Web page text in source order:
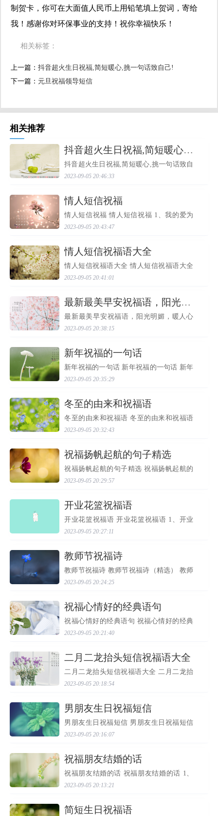
制贺卡，你可在大面值人民币上用铅笔填上贺词，寄给
我！感谢你对环保事业的支持！祝你幸福快乐！
相关标签：
上一篇： ​抖音超火生日祝福,简短暖心,挑一句话致自己!
下一篇： ​元旦祝福领导短信
相关推荐
​抖音超火生日祝福,简短暖心,挑一句话致自己!
抖音超火生日祝福,简短暖心,挑一句话致自
己! 抖音超火生日祝福,简短暖心,挑一句话
致自己! **************** 抖音超火生日祝
唯美走心的句子 发表...
2023-09-05 20:46:33
​情人短信祝福
情人短信祝福 情人短信祝福 1、我的爱为
你开启，像白色的闪电划破天际；我的爱
为你奔驰，像红色的血液充满身体。亲爱
外，不论是在现实中...
2023-09-05 20:43:47
​情人短信祝福语大全
情人短信祝福语大全 情人短信祝福语大全
1、朝三又暮四，我没那个能耐；脚踏两只
船，我没有那种兴趣；爱你，是我最高的
待，请你为我释放爱...
2023-09-05 20:41:01
​最新最美早安祝福语，阳光明媚，暖人心窝！
最新最美早安祝福语，阳光明媚，暖人心
窝！ 最新最美早安祝福语，阳光明媚，暖
人心窝！ 一、早晨，清凉的空气如牛乳般
亮起的不只是阳光...
2023-09-05 20:38:15
​新年祝福的一句话
新年祝福的一句话 新年祝福的一句话 新年
祝福的一句话 歇一歇，人生的旅途；停一
停，匆匆的脚步；挥一挥，梦想的衣袖；
声；踏一踏，生活...
2023-09-05 20:35:29
​冬至的由来和祝福语
冬至的由来和祝福语 冬至的由来和祝福语
冬至的由来： 中国人最早开始过冬至是在
周朝，当时的历法是使用周历，把正月提
节，让民间认为冬...
2023-09-05 20:32:43
​祝福扬帆起航的句子精选
祝福扬帆起航的句子精选 祝福扬帆起航的
句子精选（深度文） 祝福扬帆起航的句子
精选 导读：生活的终极奥义就是让每个人
不同，但所经受的...
2023-09-05 20:29:57
​开业花篮祝福语
开业花篮祝福语 开业花篮祝福语 1、开业
了，是新的开始，特送你几字开张贺词:诚
信经营，顾客为本，团结员工，共创未来!
越大，祝你财源滚...
2023-09-05 20:27:11
​教师节祝福诗
教师节祝福诗 教师节祝福诗（精选） 教师
节祝福诗30首 教师节祝福诗（一），分享
最新好文章，本文出自实用文栏目： 1、随
物，化作春泥更...
2023-09-05 20:24:25
祝福心情好的经典语句
祝福心情好的经典语句 祝福心情好的经典
语句 1、我们不常拥有新年，却常拥有新的
一天，愿你每一年每一天都充满着幸福与
谊无须说谜语，...
2023-09-05 20:21:40
​二月二龙抬头短信祝福语大全
二月二龙抬头短信祝福语大全 二月二龙抬
头短信祝福语大全 龙抬头 的日子一道，预
示着春天就真的不远了，即使再寒冷的北
日子里，我们需要...
2023-09-05 20:18:54
​男朋友生日祝福短信
男朋友生日祝福短信 男朋友生日祝福短信
1、祝福夫君生日快乐，你给流逝的岁月增
添了醉人的情意，你让平凡的事情发出耀
要的一部分。 2、...
2023-09-05 20:16:07
​祝福朋友结婚的话
祝福朋友结婚的话 祝福朋友结婚的话 1、
克服了 爱情 海中的迷茫，经历了爱情海里
的风雨，终于等到今天这个阳光灿烂的日
你们相亲相爱，幸...
2023-09-05 20:13:21
​简短生日祝福语